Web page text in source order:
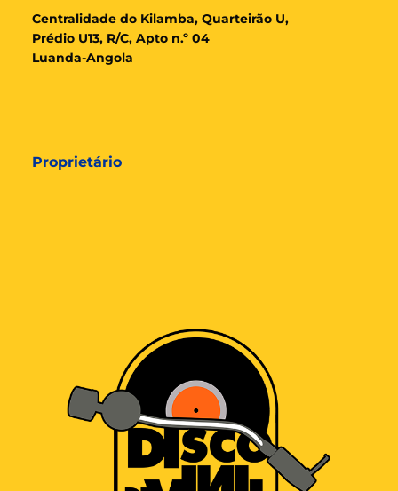
Centralidade do Kilamba, Quarteirão U,
Prédio U13, R/C, Apto n.º 04
Luanda-Angola
Proprietário